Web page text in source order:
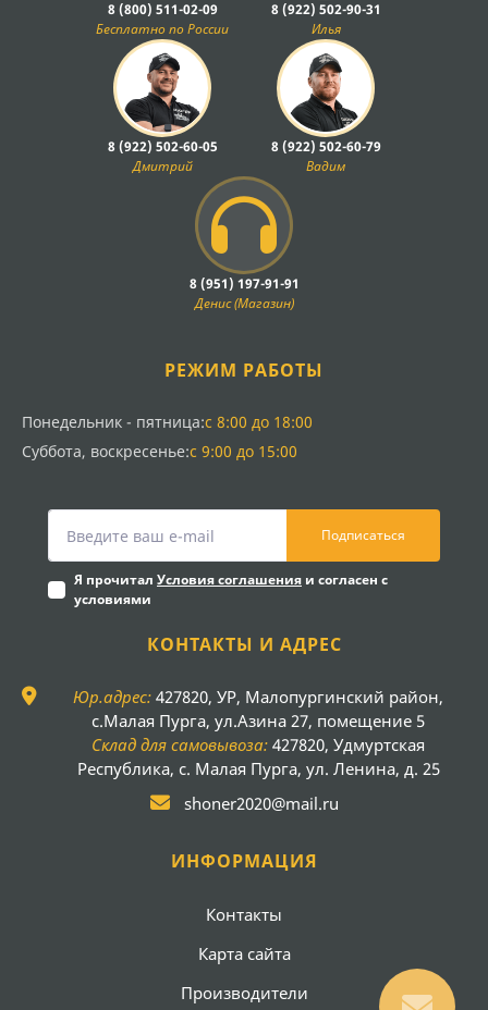
8 (800) 511-02-09
Бесплатно по России
8 (922) 502-90-31
Илья
8 (922) 502-60-05
Дмитрий
8 (922) 502-60-79
Вадим
8 (951) 197-91-91
Денис (Магазин)
РЕЖИМ РАБОТЫ
Понедельник - пятница:с 8:00 до 18:00
Суббота, воскресенье:с 9:00 до 15:00
Подписаться
Я прочитал Условия соглашения и согласен с
условиями
КОНТАКТЫ И АДРЕС
Юр.адрес: 427820, УР, Малопургинский район,
с.Малая Пурга, ул.Азина 27, помещение 5
Склад для самовывоза: 427820, Удмуртская
Республика, с. Малая Пурга, ул. Ленина, д. 25
shoner2020@mail.ru
ИНФОРМАЦИЯ
Контакты
Карта сайта
Производители